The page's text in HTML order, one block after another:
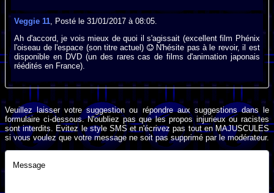
Veggie 11 , Posté le 31/01/2017 à 08:05.
Ah d'accord, je vois mieux de quoi il s'agissait (excellent film Phénix
l'oiseau de l'espace (son titre actuel)
N'hésite pas à le revoir, il est
disponible en DVD (un des rares cas de films d'animation japonais
réédités en France).
Veuillez laisser votre suggestion ou répondre aux suggestions dans le
formulaire ci-dessous. N'oubliez pas que les propos injurieux ou racistes
sont interdits. Evitez le style SMS et n'écrivez pas tout en MAJUSCULES
si vous voulez que votre message ne soit pas supprimé par le modérateur.
Message